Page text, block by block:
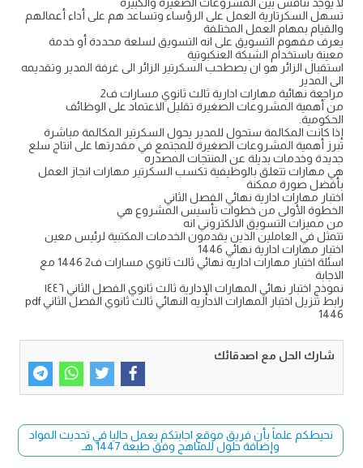
تسهل السكرتارية العمل على الرؤساء وتساعد هم على أداء أعمالهم
والقيام بمهام العمل المختلفة
يعرف مفهوم التسويق على انه التسويق لسلعة محددة أو خدمة
معينة باستخدام الشبكة العنكبوتية
استقبال الزائر هو ان يصطحب السكرتير الزائر الى غرفة المدير وتقديمه
الى المدير
مراجعة نهائية مهارات ادارية ثالث ثانوي مسارات ف2
من أهمية المشروعات الصغيرة تقليل الاعتماد على الوظائف
الحكومية.
إذا كانت المكالمة ستحول للمدير يحول السكرتير المكالمة مباشرة
تبرز أهمية المشروعات الصغيرة للمجتمع في مقدرتها على انتاج سلع
جديدة وخدمات بديلة عن المنتجات المصدره
هي مهارات تتعلق بالوظيفية تكسب السكرتير مهارات انجاز العمل
بأفضل صورة ممكنة
اختبار مهارات ادارية نهائي الفصل الثاني
الخطوة الأولى من خطوات تأسيس المشروع هي
من مميزات التسويق الالكتروني انه
تتمثل في العاملين الذين يقدمون الخدمات المكتبية لرئيس معين
اختبار مهارات ادارية نهائي 1446
اسئلة اختبار مهارات اداريه نهائي ثالث ثانوي مسارات ف2 1446 مع
الاجابة
نموذج اختبار نهائي المهارات الإدارية ثالث ثانوي الفصل الثاني ١٤٤٦
رابط تنزيل اختبار المهارات الاداريه النهائي ثالث ثانوي الفصل الثاني pdf
1446
شارك الحل مع اصدقائك
نحيطكم علماً بأن فريق موقع اجابتكم يعمل حاليا في تحديث المواد
وإضافة حلول للمناهج وفق طبعة 1447 هـ